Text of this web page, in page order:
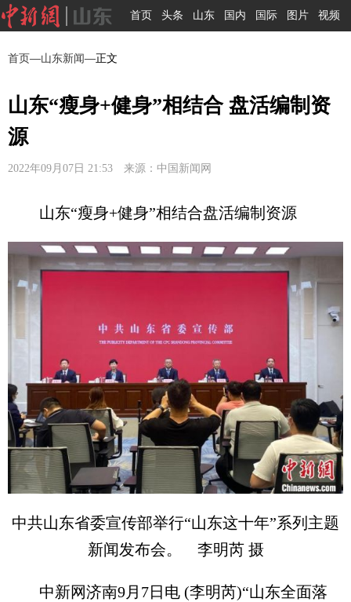
首页 头条 山东 国内 国际 图片 视频
首页—山东新闻—正文
山东“瘦身+健身”相结合 盘活编制资
源
2022年09月07日 21:53 来源：中国新闻网
山东“瘦身+健身”相结合盘活编制资源
中共山东省委宣传部举行“山东这十年”系列主题
新闻发布会。 李明芮 摄
中新网济南9月7日电 (李明芮)“山东全面落